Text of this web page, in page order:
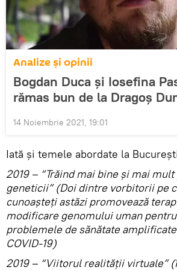
Analize și opinii
Bogdan Duca și Iosefina
rămas bun de la Dragoș
14 Noiembrie 2021, 19:01
Iată și temele abordate la
2019 – “Trăind mai bine și mai
geneticii” (Doi dintre vorbitorii pe
cunoașteți astăzi promovează
modificare genomului uman
problemele de sănătate
COVID-19)
2019 – “Viitorul realității virtuale”